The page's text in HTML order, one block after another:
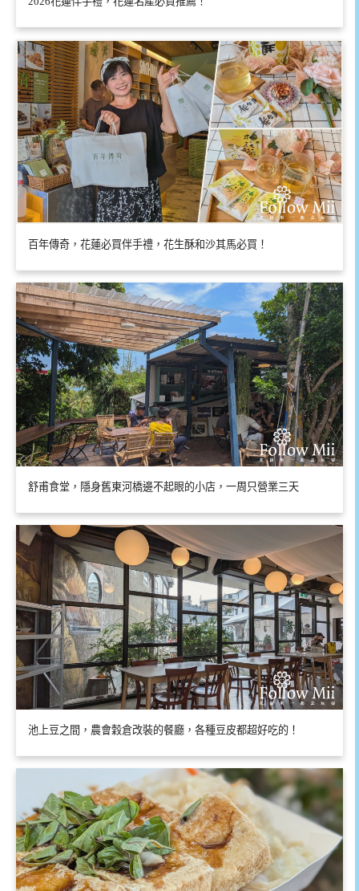
百年傳奇，花蓮必買伴手禮，花生酥和沙其馬必買！
舒甫食堂，隱身舊東河橋邊不起眼的小店，一周只營業三天
池上豆之間，農會穀倉改裝的餐廳，各種豆皮都超好吃的！